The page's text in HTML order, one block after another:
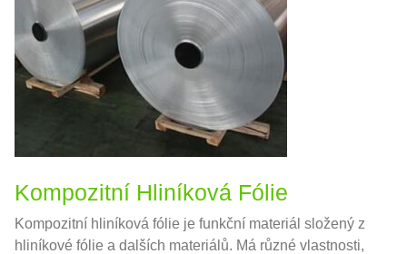
Kompozitní Hliníková Fólie
Kompozitní hliníková fólie je funkční materiál složený z
hliníkové fólie a dalších materiálů. Má různé vlastnosti,